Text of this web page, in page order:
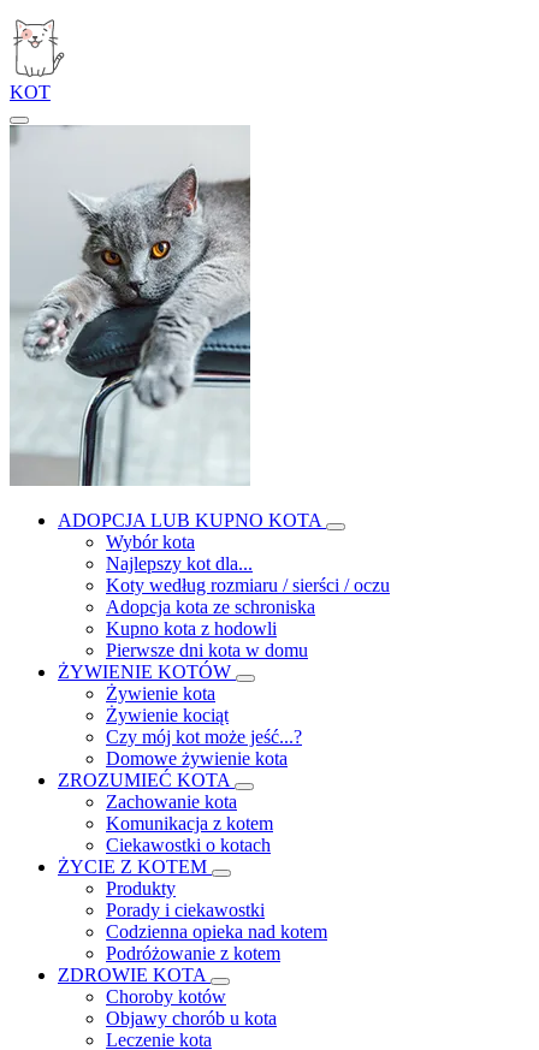
KOT
ADOPCJA LUB KUPNO KOTA
Wybór kota
Najlepszy kot dla...
Koty według rozmiaru / sierści / oczu
Adopcja kota ze schroniska
Kupno kota z hodowli
Pierwsze dni kota w domu
ŻYWIENIE KOTÓW
Żywienie kota
Żywienie kociąt
Czy mój kot może jeść...?
Domowe żywienie kota
ZROZUMIEĆ KOTA
Zachowanie kota
Komunikacja z kotem
Ciekawostki o kotach
ŻYCIE Z KOTEM
Produkty
Porady i ciekawostki
Codzienna opieka nad kotem
Podróżowanie z kotem
ZDROWIE KOTA
Choroby kotów
Objawy chorób u kota
Leczenie kota